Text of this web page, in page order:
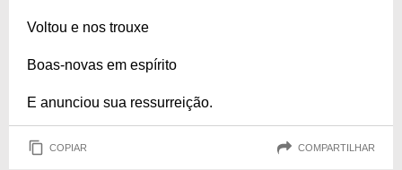
Voltou e nos trouxe
Boas-novas em espírito
E anunciou sua ressurreição.
COPIAR COMPARTILHAR